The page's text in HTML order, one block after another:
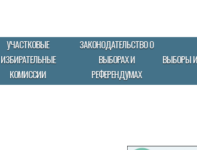
УЧАСТКОВЫЕ
ИЗБИРАТЕЛЬНЫЕ
КОМИССИИ
ЗАКОНОДАТЕЛЬСТВО О
ВЫБОРАХ И
РЕФЕРЕНДУМАХ
ВЫБОРЫ